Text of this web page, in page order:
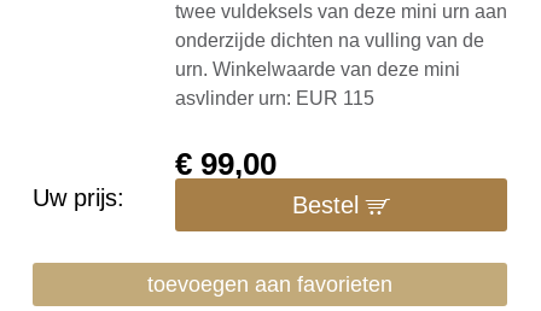
twee vuldeksels van deze mini urn aan
onderzijde dichten na vulling van de
urn. Winkelwaarde van deze mini
asvlinder urn: EUR 115
Uw prijs:
€ 99,00
Bestel
toevoegen aan favorieten